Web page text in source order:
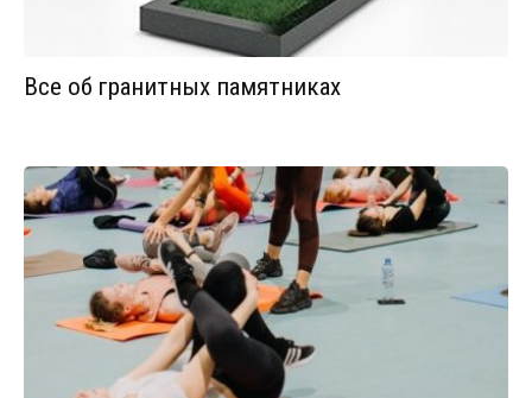
Все об гранитных памятниках